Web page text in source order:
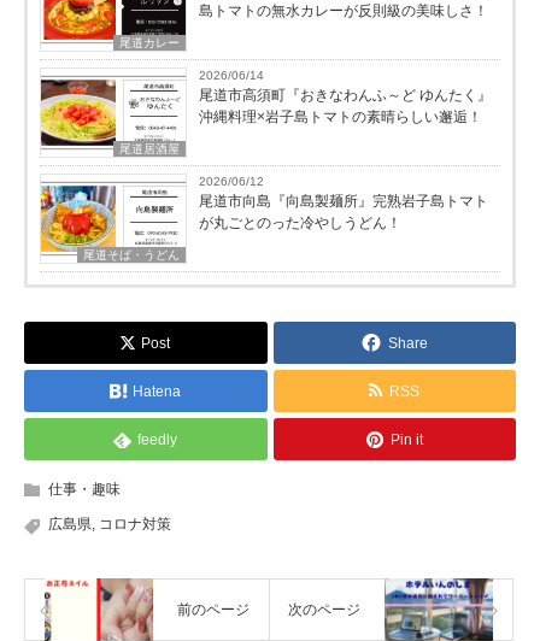
尾道カレー
島トマトの無水カレーが反則級の美味しさ！
尾道居酒屋
2026/06/14
尾道市高須町『おきなわんふ～ど ゆんたく』
沖縄料理×岩子島トマトの素晴らしい邂逅！
尾道そば・うどん
2026/06/12
尾道市向島『向島製麺所』完熟岩子島トマト
が丸ごとのった冷やしうどん！
Post Share
Hatena RSS
feedly Pin it
仕事・趣味
広島県, コロナ対策
前のページ 次のページ